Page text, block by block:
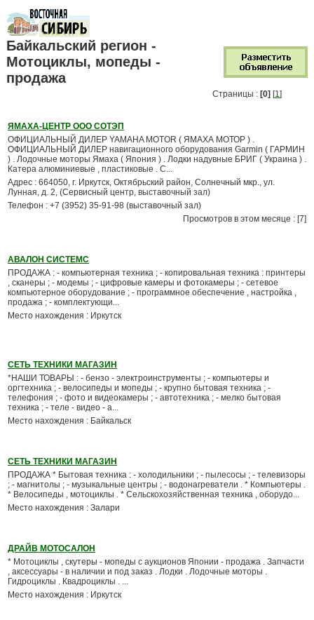
Байкальский регион -
Мотоциклы, мопеды -
продажа
Страницы : [0] [1]
ЯМАХА-ЦЕНТР ООО СОТЭП
ОФИЦИАЛЬНЫЙ ДИЛЕР YAMAHA MOTOR ( ЯМАХА МОТОР ) .
ОФИЦИАЛЬНЫЙ ДИЛЕР навигационного оборудования Garmin ( ГАРМИН
) . Лодочные моторы Ямаха ( Япония ) . Лодки надувные БРИГ ( Украина ) .
Катера алюминиевые , пластиковые . С...
Адрес : 664050, г. Иркутск, Октябрьский район, Солнечный мкр., ул.
Лунная, д. 2, (Сервисный центр, выставочный зал)
Телефон : +7 (3952) 35-91-98 (выставочный зал)
Просмотров в этом месяце : [7]
АВАЛОН СИСТЕМС
ПРОДАЖА : - компьютерная техника ; - копировальная техника : принтеры
, сканеры ; - модемы ; - цифровые камеры и фотокамеры ; - сетевое
компьютерное оборудование ; - программное обеспечение , настройка ,
продажа ; - комплектующи...
Место нахождения : Иркутск
СЕТЬ ТЕХНИКИ МАГАЗИН
*НАШИ ТОВАРЫ : - бензо - электроинструменты ; - компьютеры и
оргтехника ; - велосипеды и мопеды ; - крупно бытовая техника ; -
телефония ; - фото и видеокамеры ; - автотехника ; - мелко бытовая
техника ; - теле - видео - а...
Место нахождения : Байкальск
СЕТЬ ТЕХНИКИ МАГАЗИН
ПРОДАЖА * Бытовая техника : - холодильники ; - пылесосы ; - телевизоры
; - магнитолы ; - музыкальные центры ; - водонагреватели . * Компьютеры .
* Велосипеды , мотоциклы . * Сельскохозяйственная техника , оборудо...
Место нахождения : Залари
ДРАЙВ МОТОСАЛОН
* Мотоциклы , скутеры - мопеды с аукционов Японии - продажа . Запчасти
, аксессуары - в наличии и под заказ . Лодки . Лодочные моторы .
Гидроциклы . Квадроциклы . ...
Место нахождения : Иркутск